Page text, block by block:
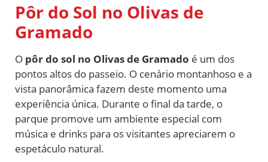
Pôr do Sol no Olivas de
Gramado
O pôr do sol no Olivas de Gramado é um dos
pontos altos do passeio. O cenário montanhoso e a
vista panorâmica fazem deste momento uma
experiência única. Durante o final da tarde, o
parque promove um ambiente especial com
música e drinks para os visitantes apreciarem o
espetáculo natural.